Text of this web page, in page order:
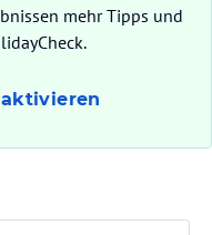
mehr Tipps und